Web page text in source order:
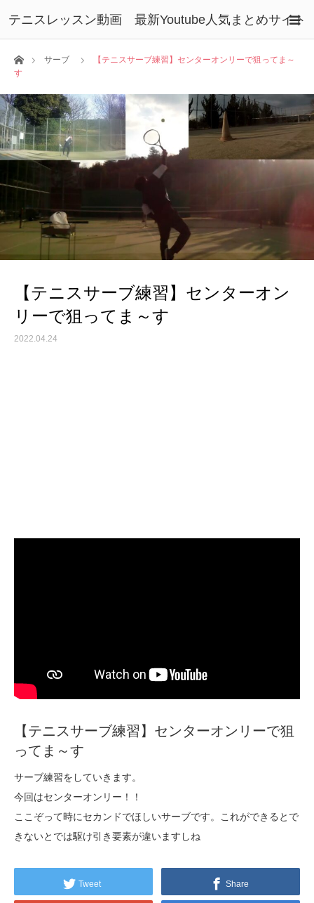
テニスレッスン動画 最新Youtube人気まとめサイト
ホームサーブ
【テニスサーブ練習】センターオンリーで狙ってま～
す
【テニスサーブ練習】センターオン
リーで狙ってま～す
2022.04.24
【テニスサーブ練習】センターオンリーで狙
ってま～す
サーブ練習をしていきます。
今回はセンターオンリー！！
ここぞって時にセカンドでほしいサーブです。これができるとで
きないとでは駆け引き要素が違いますしね
Tweet Share